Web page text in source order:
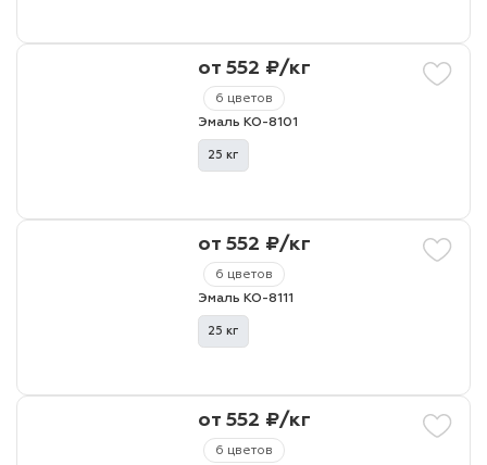
6 цветов
от 552 ₽/кг
Эмаль КО-8101
25 кг
6 цветов
от 552 ₽/кг
Эмаль КО-8111
25 кг
6 цветов
от 552 ₽/кг